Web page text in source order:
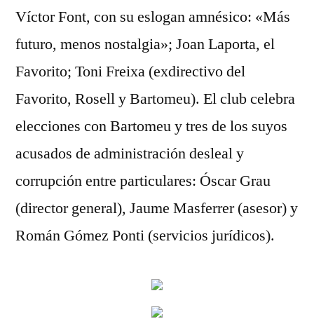
Víctor Font, con su eslogan amnésico: «Más
futuro, menos nostalgia»; Joan Laporta, el
Favorito; Toni Freixa (exdirectivo del
Favorito, Rosell y Bartomeu). El club celebra
elecciones con Bartomeu y tres de los suyos
acusados de administración desleal y
corrupción entre particulares: Óscar Grau
(director general), Jaume Masferrer (asesor) y
Román Gómez Ponti (servicios jurídicos).